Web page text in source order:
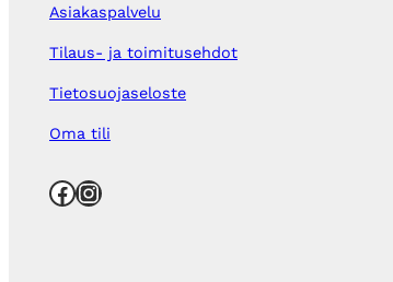
Asiakaspalvelu
Tilaus- ja toimitusehdot
Tietosuojaseloste
Oma tili
Facebook Instagram